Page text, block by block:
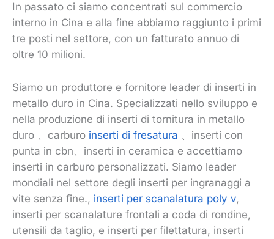
In passato ci siamo concentrati sul commercio
interno in Cina e alla fine abbiamo raggiunto i primi
tre posti nel settore, con un fatturato annuo di
oltre 10 milioni.
Siamo un produttore e fornitore leader di inserti in
metallo duro in Cina. Specializzati nello sviluppo e
nella produzione di inserti di tornitura in metallo
duro 、carburo inserti di fresatura 、inserti con
punta in cbn、inserti in ceramica e accettiamo
inserti in carburo personalizzati. Siamo leader
mondiali nel settore degli inserti per ingranaggi a
vite senza fine., inserti per scanalatura poly v,
inserti per scanalature frontali a coda di rondine,
utensili da taglio, e inserti per filettatura, inserti